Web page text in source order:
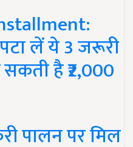
लें ये 3 जरूरी
है ₹2,000
पालन पर मिल